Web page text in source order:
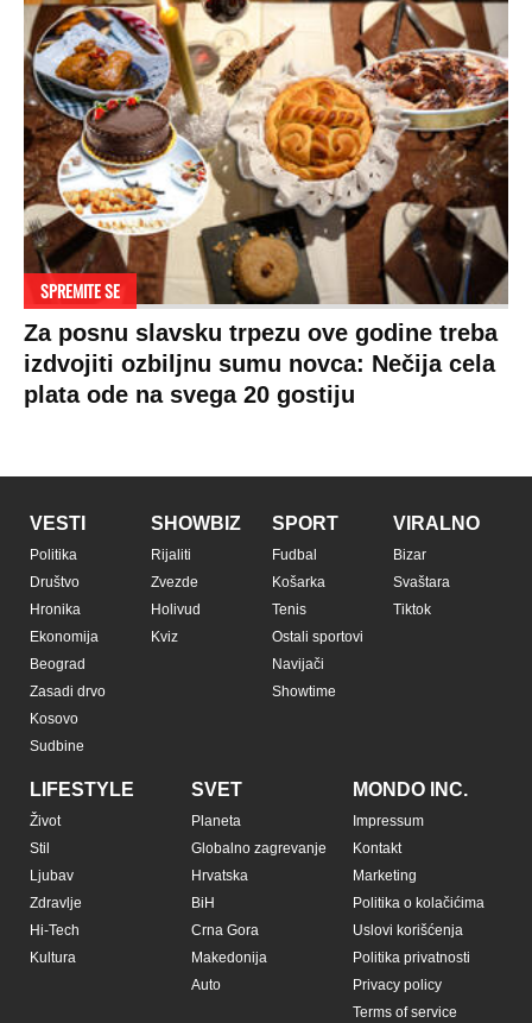
SPREMITE SE
Za posnu slavsku trpezu ove godine treba
izdvojiti ozbiljnu sumu novca: Nečija cela
plata ode na svega 20 gostiju
VESTI
Politika
Društvo
Hronika
Ekonomija
Beograd
Zasadi drvo
Kosovo
Sudbine
SHOWBIZ
Rijaliti
Zvezde
Holivud
Kviz
SPORT
Fudbal
Košarka
Tenis
Ostali sportovi
Navijači
Showtime
VIRALNO
Bizar
Svaštara
Tiktok
LIFESTYLE
Život
Stil
Ljubav
Zdravlje
Hi-Tech
Kultura
SVET
Planeta
Globalno zagrevanje
Hrvatska
BiH
Crna Gora
Makedonija
Auto
MONDO INC.
Impressum
Kontakt
Marketing
Politika o kolačićima
Uslovi korišćenja
Politika privatnosti
Privacy policy
Terms of service